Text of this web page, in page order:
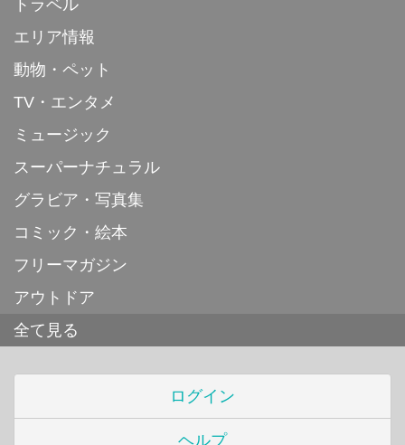
トラベル
エリア情報
動物・ペット
TV・エンタメ
ミュージック
スーパーナチュラル
グラビア・写真集
コミック・絵本
フリーマガジン
アウトドア
全て見る
ログイン
ヘルプ